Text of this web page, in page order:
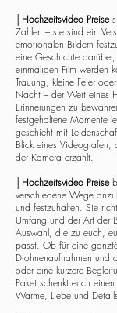
Hochzeitsvideo Preise
Zahlen – sie sind ein
emotionalen Bildern
eine Geschichte
einmaligen Film werden
Trauung, kleine Feier
Nacht – der Wert eines
Erinnerungen zu
festgehaltene Momente
geschieht mit
Blick eines Videografen,
der Kamera erzählt.
Hochzeitsvideo Preise
verschiedene Wege
und festzuhalten. Sie
Umfang und der Art der
Auswahl, die zu euch,
passt. Ob für eine
Drohnenaufnahmen und
oder eine kürzere
Paket schenkt euch
Wärme, Liebe und